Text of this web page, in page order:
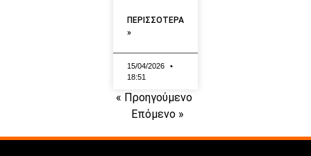
ΠΕΡΙΣΣΟΤΕΡΑ
»
15/04/2026
18:51
« Προηγούμενο
Επόμενο »